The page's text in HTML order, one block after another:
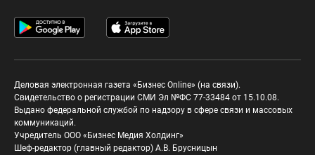
Деловая электронная газета «Бизнес Online» (на связи).
Свидетельство о регистрации СМИ Эл №ФС 77-33484 от 15.10.08.
Выдано федеральной службой по надзору в сфере связи и массовых
коммуникаций.
Учредитель ООО «Бизнес Медия Холдинг»
Шеф-редактор (главный редактор) А.В. Брусницын